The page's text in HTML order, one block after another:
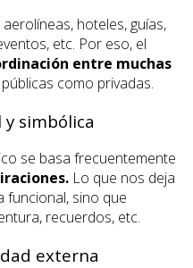
hoteles, guías,
etc. Por eso, el
entre muchas
como privadas.
simbólica
se basa frecuentemente
Lo que nos deja
funcional, sino que
recuerdos, etc.
externa